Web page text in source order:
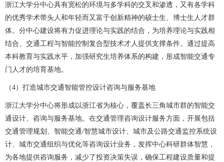
浙江大学分中心具有宽松的环境与多学科的交叉和渗透，又有各学科
的优秀学术带头人和年轻而又富于创新精神的硕士生、博士生人才群
体。分中心建设将有力促进理论与实践的结合，为培养理论与实践相
结合、交通工程与智能控制复合型技术才人提供支撑条件。通过提高
本科教育与实践水平，加强研究生培养体系的构建，形成智能交通专
门人才的培育基地。
（4）打造城市交通智能管控设计咨询与服务基地
浙江大学分中心将形成以浙江省为核心，覆盖长三角城市群的智能交
通设计、咨询与服务基地。在交通管理咨询设计服务方面，开展包括
交通管理规划、智能交通/智慧城市设计、城市及公路交通监控系统设
计、城市交通组织与优化等咨询设计业务，发挥中心科研群体智慧，
为各地提供咨询服务，减少了投资决策失误，确保工程建设质量和提